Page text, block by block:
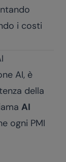
i costi
AI, è
della
AI
ogni PMI